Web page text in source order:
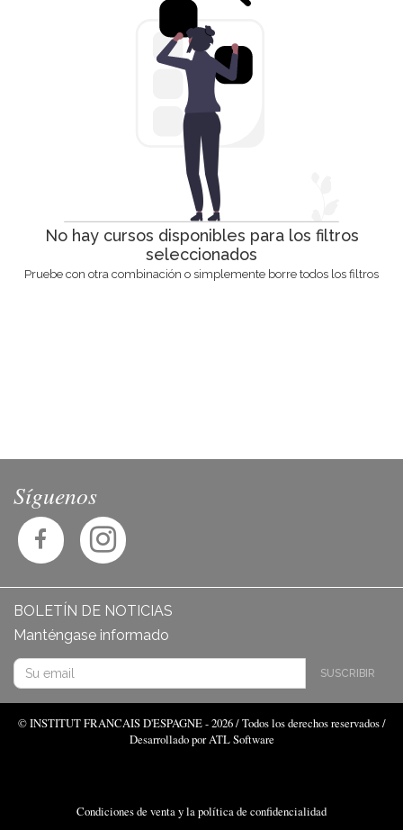
No hay cursos disponibles para los filtros
seleccionados
Pruebe con otra combinación o simplemente borre todos los filtros
Síguenos
BOLETÍN DE NOTICIAS
Manténgase informado
SUSCRIBIR
© INSTITUT FRANCAIS D'ESPAGNE - 2026 / Todos los derechos reservados /
Desarrollado por ATL Software
Condiciones de venta y la política de confidencialidad